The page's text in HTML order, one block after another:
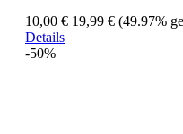
10,00 € 19,99 € (49.97%
Details
-50%